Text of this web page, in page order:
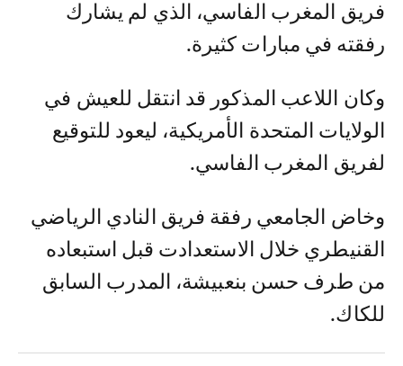
فريق المغرب الفاسي، الذي لم يشارك
رفقته في مبارات كثيرة.
وكان اللاعب المذكور قد انتقل للعيش في
الولايات المتحدة الأمريكية، ليعود للتوقيع
لفريق المغرب الفاسي.
وخاض الجامعي رفقة فريق النادي الرياضي
القنيطري خلال الاستعدادت قبل استبعاده
من طرف حسن بنعبيشة، المدرب السابق
للكاك.